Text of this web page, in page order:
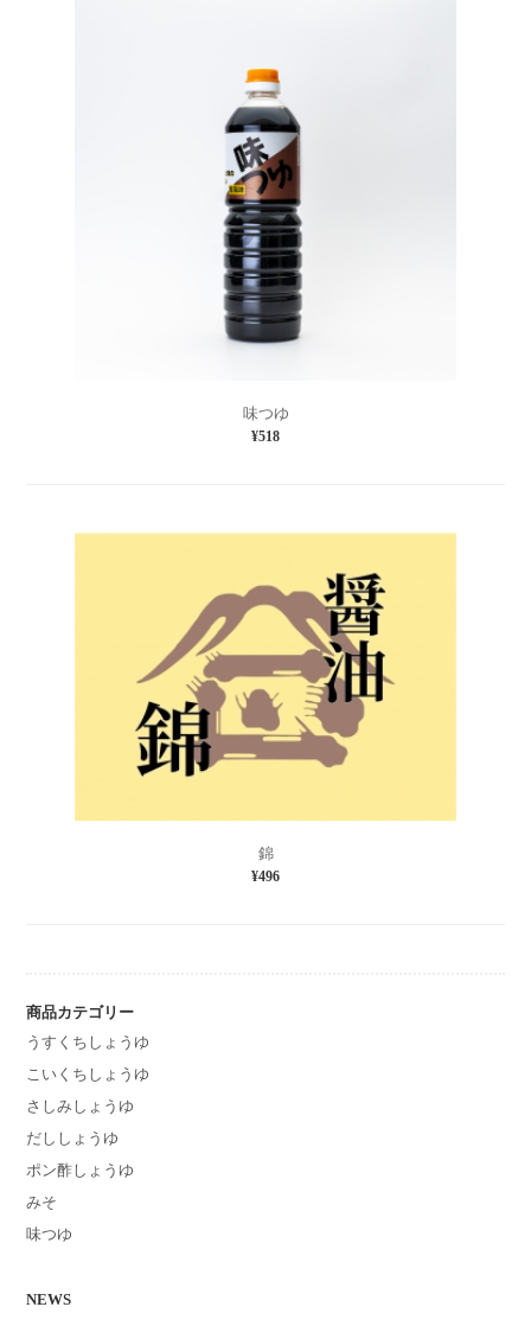
味つゆ
¥518
錦
¥496
商品カテゴリー
うすくちしょうゆ
こいくちしょうゆ
さしみしょうゆ
だししょうゆ
ポン酢しょうゆ
みそ
味つゆ
NEWS